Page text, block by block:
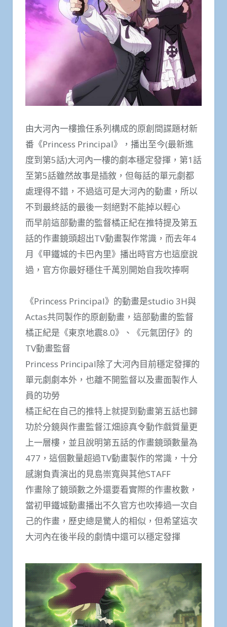
由大河內一樓擔任系列構成的原創間諜題材新
番《Princess Principal》，播出至今(最新進
度到第5話)大河內一樓的劇本穩定發揮，第1話
至第5話雖然故事是插敘，但每話的單元劇都
處理得不錯，不過這可是大河內的動畫，所以
不​​到最終話的最後一刻絕對不能掉以輕心
而早前這部動畫的監督橘正紀在推特提及第五
話的作畫鏡頭超出TV動畫製作常識，而去年4
月《甲鐵城的卡巴內里》播出時官方也這麼說
過，官方你最好穩住千萬別開始自我吹捧啊
《Princess Principal》的動畫是studio 3H與
Actas共同製作的原創動畫，這部動畫的監督
橘正紀是《東京地震8.0》、《元氣囝仔》的
TV動畫監督
Princess Principal除了大河內目前穩定發揮的
單元劇劇本外，也離不開監督以及畫面製作人
員的功勞
橘正紀在自己的推特上就提到動畫第五話也歸
功於分鏡與作畫監督江畑諒真令動作戲質量更
上一層樓，並且說明第五話的作畫鏡頭數量為
477，這個數量超過TV動畫製作的常識，十分
感謝負責演出的見島崇寬與其他STAFF
作畫除了鏡頭數之外還要看實際的作畫枚數，
當初甲鐵城動畫播出不久官方也吹捧過一次自
己的作畫，歷史總是驚人的相似，但希望這次
大河內在後半段的劇情中還可以穩定發揮